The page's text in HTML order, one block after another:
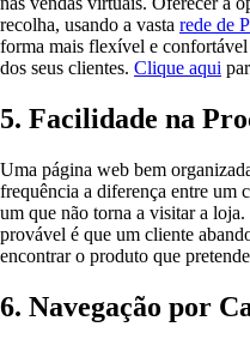
recolha, usando a vasta rede de
forma mais flexível e
dos seus clientes. Clique aqui
5. Facilidade na
Uma página web bem
frequência a diferença entre um
um que não torna a visitar a
provável é que um cliente
encontrar o produto que
6. Navegação por